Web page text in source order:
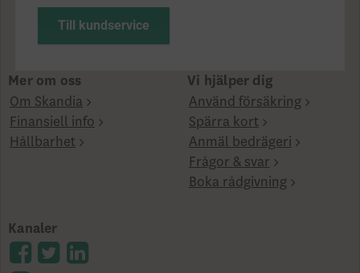
Till kundservice
Mer om oss
Om Skandia
Finansiell info
Hållbarhet
Vi hjälper dig
Använd försäkring
Spärra kort
Anmäl bedrägeri
Frågor & svar
Boka rådgivning
Kanaler